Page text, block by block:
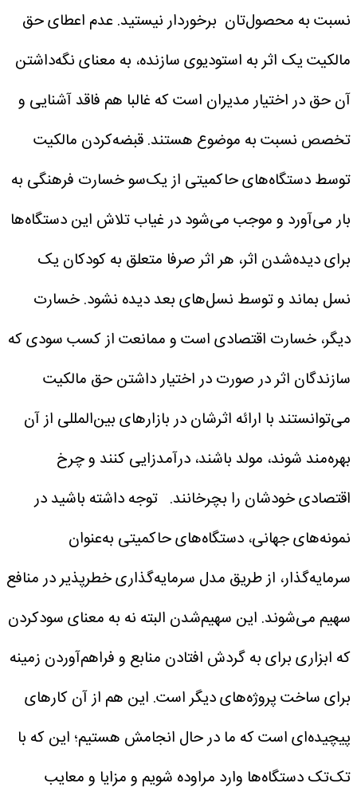
نسبت به محصول‌تان برخوردار نیستید. عدم اعطای حق
مالکیت یک اثر به استودیوی سازنده، به معنای نگه‌داشتن
آن حق در اختیار مدیران است که غالبا هم فاقد آشنایی و
تخصص نسبت به موضوع هستند. قبضه‌کردن مالکیت
توسط دستگاه‌های حاکمیتی از یک‌سو خسارت فرهنگی به
بار می‌آورد و موجب می‌شود در غیاب تلاش این دستگاه‌ها
برای دیده‌شدن اثر، هر اثر صرفا متعلق به کودکان یک
نسل بماند و توسط نسل‌های بعد دیده نشود. خسارت
دیگر، خسارت اقتصادی است و ممانعت از کسب سودی که
سازندگان اثر در صورت در اختیار داشتن حق مالکیت
می‌توانستند با ارائه اثرشان در بازارهای بین‌المللی از آن
بهره‌مند شوند، مولد باشند، درآمدزایی کنند و چرخ
اقتصادی خودشان را بچرخانند. توجه داشته باشید در
نمونه‌های جهانی، دستگاه‌های حاکمیتی به‌عنوان
سرمایه‌گذار، از طریق مدل سرمایه‌گذاری خطرپذیر در منافع
سهیم می‌شوند. این سهیم‌شدن البته نه به معنای سودکردن
که ابزاری برای به گردش افتادن منابع و فراهم‌آوردن زمینه
برای ساخت پروژه‌های دیگر است. این هم از آن کارهای
پیچیده‌ای است که ما در حال انجامش هستیم؛ این که با
تک‌تک دستگاه‌ها وارد مراوده شویم و مزایا و معایب